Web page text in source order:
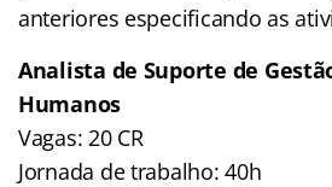
anteriores especificando as
Analista de Suporte de
Humanos
Vagas: 20 CR
Jornada de trabalho: 40h